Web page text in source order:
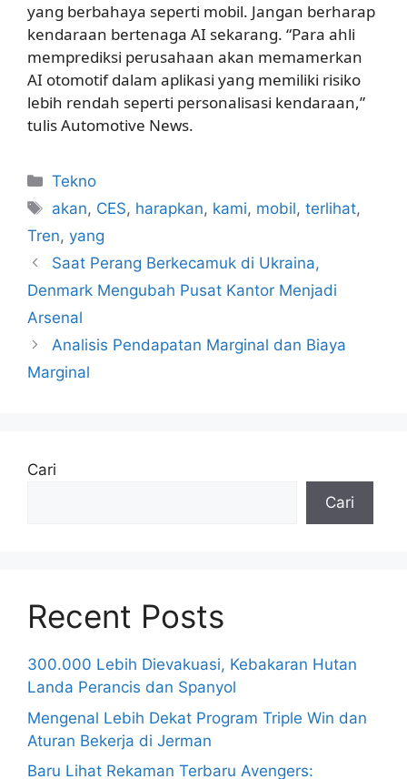
yang berbahaya seperti mobil. Jangan berharap
kendaraan bertenaga AI sekarang. “Para ahli
memprediksi perusahaan akan memamerkan
AI otomotif dalam aplikasi yang memiliki risiko
lebih rendah seperti personalisasi kendaraan,”
tulis Automotive News.
Kategori
Tekno
Tag
akan, CES, harapkan, kami, mobil,terlihat,
Tren, yang
Saat Perang Berkecamuk di Ukraina,
Denmark Mengubah Pusat Kantor Menjadi
Arsenal
Analisis Pendapatan Marginal dan Biaya
Marginal
Cari
Cari
Recent Posts
300.000 Lebih Dievakuasi, Kebakaran Hutan
Landa Perancis dan Spanyol
Mengenal Lebih Dekat Program Triple Win dan
Aturan Bekerja di Jerman
Baru Lihat Rekaman Terbaru Avengers: